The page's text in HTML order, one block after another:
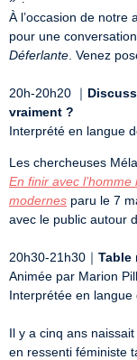
À l’occasion de notre
pour une
Déferlante . Venez
20h-20h20 ｜
vraiment ?
Interprété en langue
Les chercheuses
En finir avec
modernes paru le 7
avec le public autour
20h30-21h30｜ Table
Animée par Marion
Interprétée en
Il y a cinq ans naissait
en ressenti féministe